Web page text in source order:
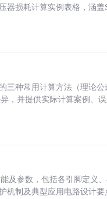
器损耗计算实例表格，涵
三种常用计算方法（理论
，并提供实际计算案例、
及参数，包括各引脚定义
机制及典型应用电路设计